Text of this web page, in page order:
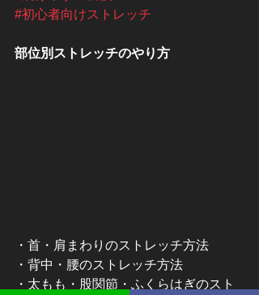
#初心者向けストレッチ
部位別ストレッチのやり方
・首・肩まわりのストレッチ方法
・背中・腰のストレッチ方法
・太もも・股関節・ふくらはぎのスト